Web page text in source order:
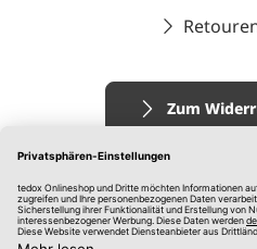
Zum
AGB